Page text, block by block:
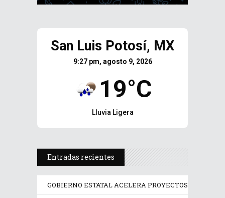
San Luis Potosí, MX
9:27 pm, agosto 9, 2026
19°C
Lluvia Ligera
Entradas recientes
GOBIERNO ESTATAL ACELERA PROYECTOS